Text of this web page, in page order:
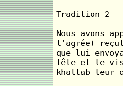
Tradition 2
Nous avons
l’agrée)
que lui
tête et le
khattab leur